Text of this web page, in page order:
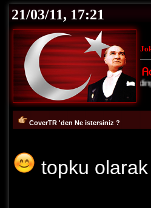
21/03/11, 17:21
Loading...!
CoverTR 'den Ne istersiniz ?
topku